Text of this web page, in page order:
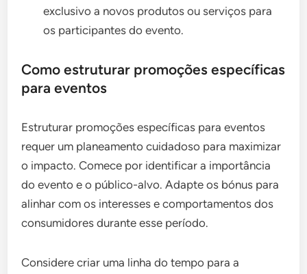
exclusivo a novos produtos ou serviços para
os participantes do evento.
Como estruturar promoções específicas
para eventos
Estruturar promoções específicas para eventos
requer um planeamento cuidadoso para maximizar
o impacto. Comece por identificar a importância
do evento e o público-alvo. Adapte os bónus para
alinhar com os interesses e comportamentos dos
consumidores durante esse período.
Considere criar uma linha do tempo para a